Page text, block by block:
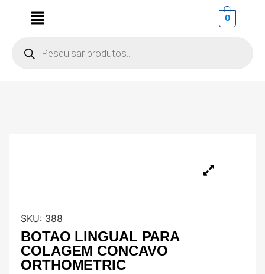
0
SKU: 388
BOTAO LINGUAL PARA
COLAGEM CONCAVO
ORTHOMETRIC